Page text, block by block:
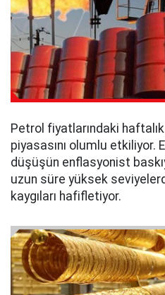
Petrol fiyatlarındaki
piyasasını olumlu etkiliyor.
düşüşün enflasyonist
uzun süre yüksek
kaygıları hafifletiyor.